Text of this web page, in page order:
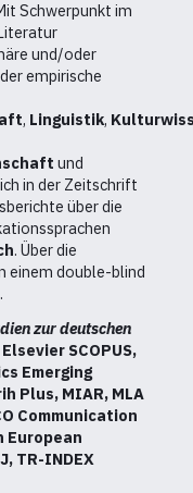
Schwerpunkt im
und/oder
empirische
, Linguistik,
und
in der Zeitschrift
über die
. Über die
einem double-blind
zur deutschen
Elsevier SCOPUS,
Emerging
Plus, MIAR, MLA
Communication
European
TR-INDEX